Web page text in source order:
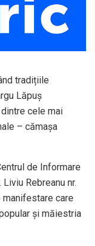
tradițiile
Lăpuș
cele mai
– cămașa
de Informare
Rebreanu nr.
manifestare care
și măiestria